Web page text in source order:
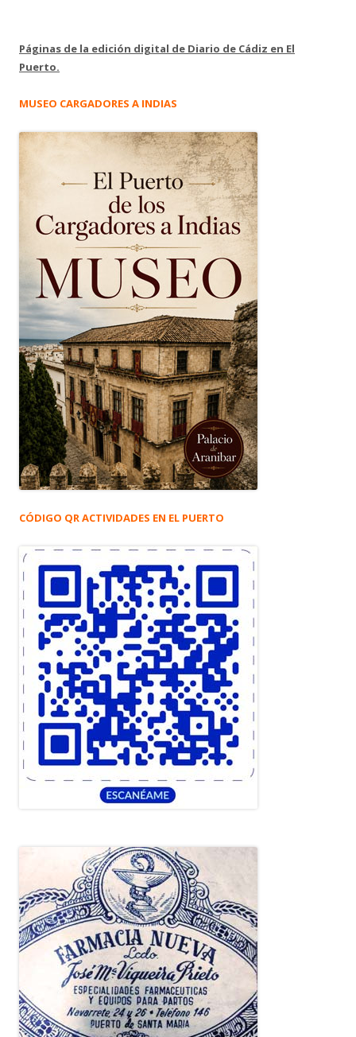
Páginas de la edición digital de Diario de Cádiz en El
Puerto.
MUSEO CARGADORES A INDIAS
CÓDIGO QR ACTIVIDADES EN EL PUERTO